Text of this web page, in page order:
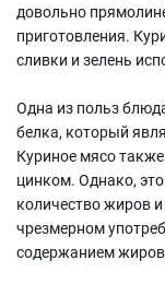
довольно
приготовления.
сливки и зелень
Одна из польз
белка, который
Куриное мясо
цинком. Однако,
количество жиров
чрезмерном
содержанием